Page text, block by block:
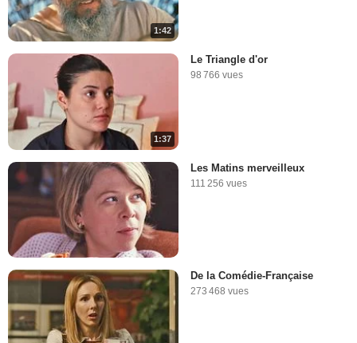
1:42
1:37
Le Triangle d'or
98 766 vues
Les Matins merveilleux
111 256 vues
De la Comédie-Française
273 468 vues